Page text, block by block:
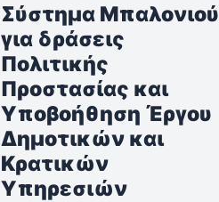
Σύστημα Μπαλονιού
για δράσεις
Πολιτικής
Προστασίας και
Υποβοήθηση Έργου
Δημοτικών και
Κρατικών
Υπηρεσιών